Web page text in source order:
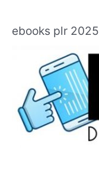
ebooks plr 2025